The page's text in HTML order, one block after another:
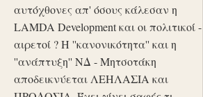
αυτόχθονες απ' όσους κάλεσαν η
LAMDA Development και οι πολιτικοί -
αιρετοί ? Η ''κανονικότητα'' και η
''ανάπτυξη'' ΝΔ - Μητσοτάκη
αποδεικνύεται ΛΕΗΛΑΣΙΑ και